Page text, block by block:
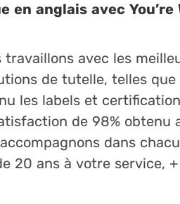
anglais avec You’re
travaillons avec les
de tutelle, telles
les labels et
de 98% obtenu
dans
20 ans à votre service,